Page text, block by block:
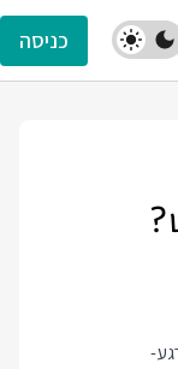
כניסה